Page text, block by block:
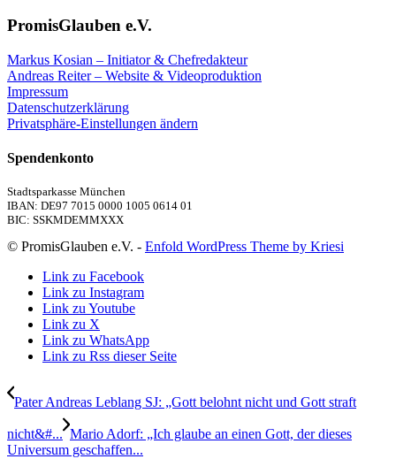
PromisGlauben e.V.
Markus Kosian – Initiator & Chefredakteur
Andreas Reiter – Website & Videoproduktion
Impressum
Datenschutzerklärung
Privatsphäre-Einstellungen ändern
Spendenkonto
Stadtsparkasse München
IBAN: DE97 7015 0000 1005 0614 01
BIC: SSKMDEMMXXX
© PromisGlauben e.V. - Enfold WordPress Theme by Kriesi
Link zu Facebook
Link zu Instagram
Link zu Youtube
Link zu X
Link zu WhatsApp
Link zu Rss dieser Seite
Pater Andreas Leblang SJ: „Gott belohnt nicht und Gott straft
nicht&#... Mario Adorf: „Ich glaube an einen Gott, der dieses
Universum geschaffen...